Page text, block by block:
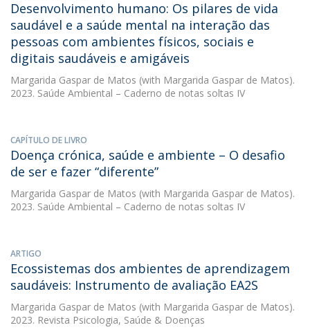
Desenvolvimento humano: Os pilares de vida
saudável e a saúde mental na interação das
pessoas com ambientes físicos, sociais e
digitais saudáveis e amigáveis
Margarida Gaspar de Matos (with Margarida Gaspar de Matos).
2023. Saúde Ambiental – Caderno de notas soltas IV
CAPÍTULO DE LIVRO
Doença crónica, saúde e ambiente – O desafio
de ser e fazer “diferente”
Margarida Gaspar de Matos (with Margarida Gaspar de Matos).
2023. Saúde Ambiental – Caderno de notas soltas IV
ARTIGO
Ecossistemas dos ambientes de aprendizagem
saudáveis: Instrumento de avaliação EA2S
Margarida Gaspar de Matos (with Margarida Gaspar de Matos).
2023. Revista Psicologia, Saúde & Doenças